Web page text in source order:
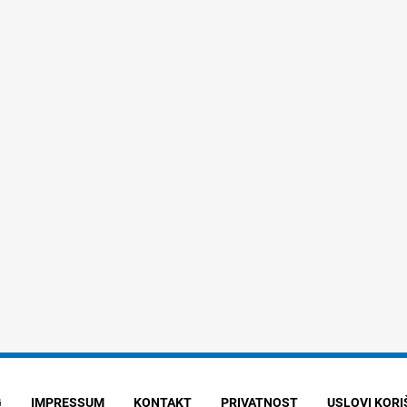
IMPRESSUM KONTAKT PRIVATNOST USLOVI